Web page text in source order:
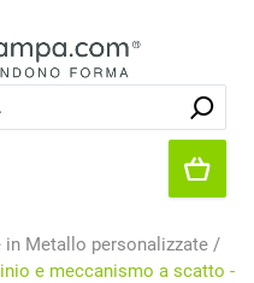
in Metallo personalizzate /
e meccanismo a scatto -